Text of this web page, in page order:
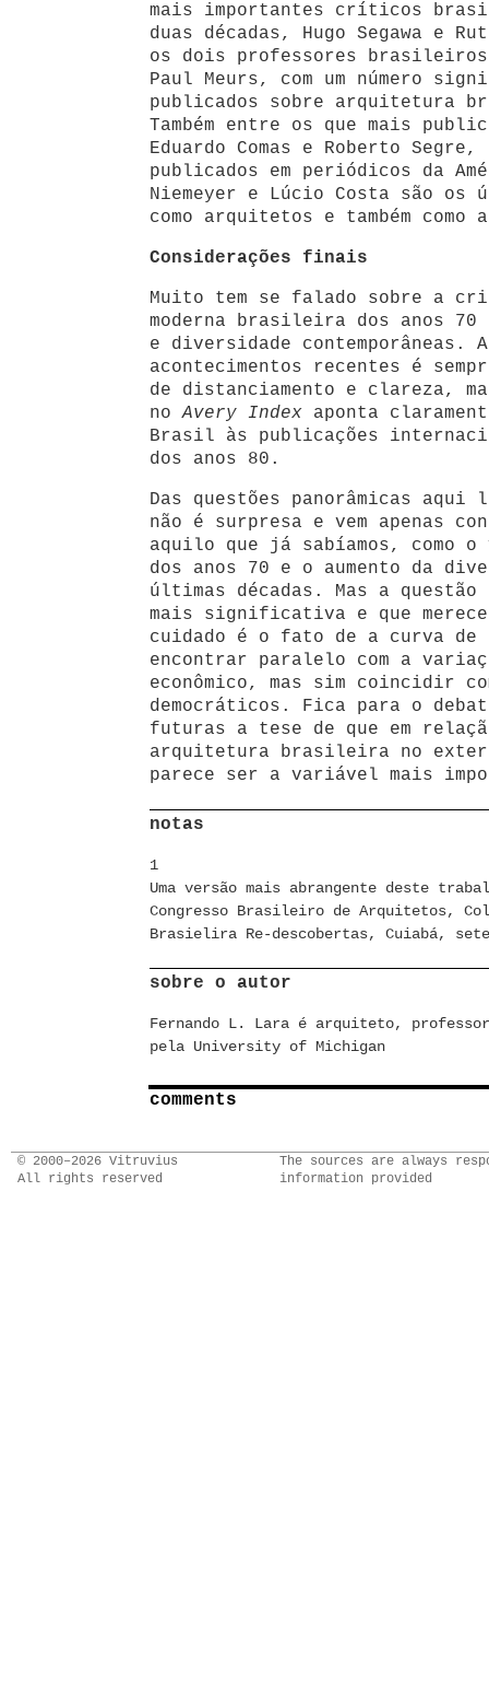
mais importantes críticos
duas décadas, Hugo Segawa e
os dois professores
Paul Meurs, com um número
publicados sobre arquitetura
Também entre os que mais
Eduardo Comas e Roberto
publicados em periódicos da
Niemeyer e Lúcio Costa são os
como arquitetos e também como
Considerações finais
Muito tem se falado sobre a
moderna brasileira dos anos
e diversidade contemporâneas.
acontecimentos recentes é
de distanciamento e clareza,
noAvery Index aponta
Brasil às publicações
dos anos 80.
Das questões panorâmicas aqui
não é surpresa e vem apenas
aquilo que já sabíamos, como
dos anos 70 e o aumento da
últimas décadas. Mas a questão
mais significativa e que
cuidado é o fato de a curva de
encontrar paralelo com a
econômico, mas sim coincidir
democráticos. Fica para o
futuras a tese de que em
arquitetura brasileira no
parece ser a variável mais
notas
1
Uma versão mais abrangente deste
Congresso Brasileiro de Arquitetos,
Brasielira Re-descobertas, Cuiabá,
sobre o autor
Fernando L. Lara é arquiteto, professor
pela University of Michigan
comments
© 2000–2026 Vitruvius
All rights reserved
The sources are always
information provided